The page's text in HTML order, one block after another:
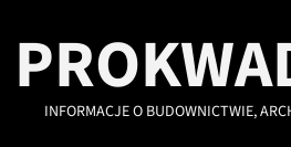
treści
INFORMACJE O BUDOWNICTWIE,